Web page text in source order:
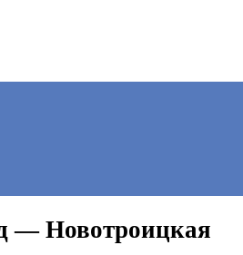
— Новотроицкая